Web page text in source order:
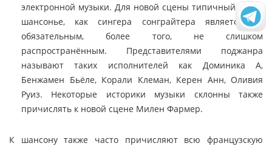
электронной музыки. Для новой сцены типичный образ
шансонье, как сингера сонграйтера является не
обязательным, более того, не слишком
распространённым. Представителями поджанра
называют таких исполнителей как Доминика А,
Бенжамен Бьёле, Корали Клеман, Керен Анн, Оливия
Руиз. Некоторые историки музыки склонны также
причислять к новой сцене Милен Фармер.
К шансону также часто причисляют всю французскую